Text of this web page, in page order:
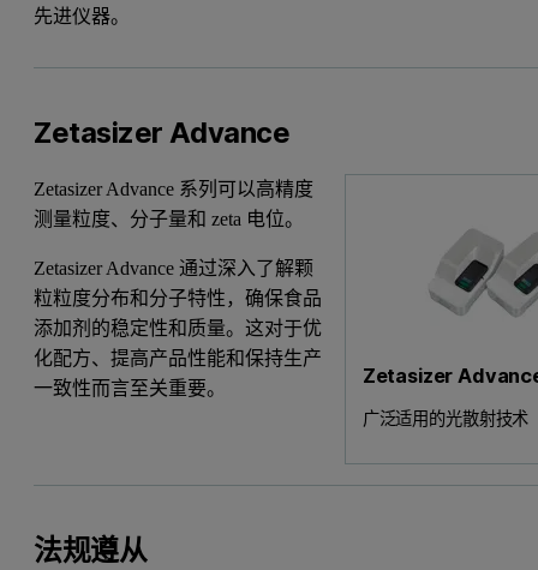
先进仪器。
Zetasizer Advance
Zetasizer
广泛适用的光散射技术
Zetasizer Advance 系列可以高精度
测量粒度、分子量和 zeta 电位。
Zetasizer Advance 通过深入了解颗
粒粒度分布和分子特性，确保食品
添加剂的稳定性和质量。这对于优
化配方、提高产品性能和保持生产
一致性而言至关重要。
法规遵从